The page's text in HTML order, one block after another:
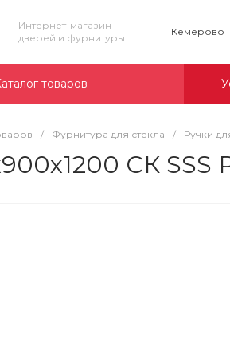
Интернет-магазин
дверей и фурнитуры
Кемерово
товаров
/ Фурнитура для стекла / Ручки
СК SSS